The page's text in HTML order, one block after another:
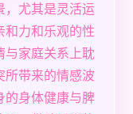
，尤其是灵活运
和力和乐观的性
与家庭关系上耽
所带来的情感波
的身体健康与脾